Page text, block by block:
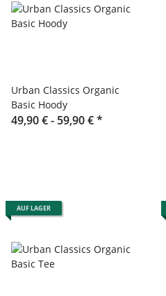
Urban Classics Organic
Basic Hoody
49,90 € - 59,90 €*
AUF LAGER